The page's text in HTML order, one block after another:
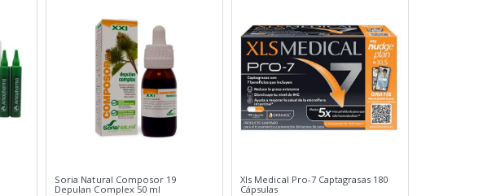
Soria Natural Composor 19
Depulan Complex 50 ml
Xls Medical Pro-7 Captagrasas 180
Cápsulas